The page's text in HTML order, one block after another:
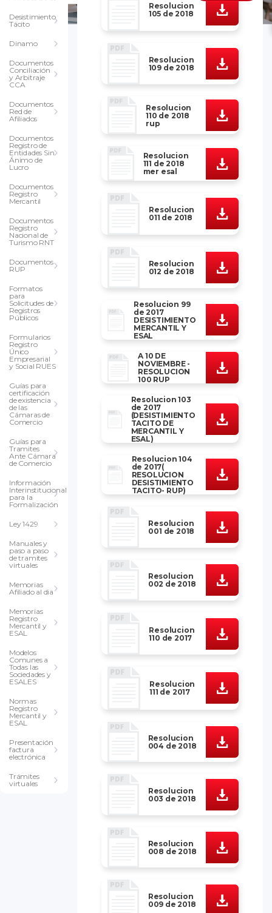
Desistimiento
Tácito
Dinamo
Documentos
Conciliación
y Arbitraje
CCA
Documentos
Red de
Afiliados
Documentos
Registro de
Entidades Sin
Ánimo de
Lucro
Documentos
Registro
Mercantil
Documentos
Registro
Nacional de
Turismo RNT
Documentos
RUP
Formatos
para
Solicitudes de
Registros
Públicos
Formularios
Registro
Único
Empresarial
y Social RUES
Guías para
certificación
de existencia
de las
Cámaras de
Comercio
Guías para
Tramites
Ante Cámara
de Comercio
Información
Interinstitucional
para la
Formalización
Ley 1429
Manuales y
paso a paso
de tramites
virtuales
Memorias
Afiliado al dia
Memorias
Registro
Mercantil y
ESAL
Modelos
Comunes a
Todas las
Sociedades y
ESALES
Normas
Registro
Mercantil y
ESAL
Presentación
factura
electrónica
Trámites
virtuales
Resolucion
105 de 2018
Resolucion
109 de 2018
Resolucion
110 de 2018
rup
Resolucion
111 de 2018
mer esal
Resolucion
011 de 2018
Resolucion
012 de 2018
Resolucion 99
de 2017
DESISTIMIENTO
MERCANTIL Y
ESAL
A 10 DE
NOVIEMBRE -
RESOLUCION
100 RUP
Resolucion 103
de 2017
(DESISTIMIENTO
TACITO DE
MERCANTIL Y
ESAL)
Resolucion 104
de 2017(
RESOLUCION
DESISTIMIENTO
TACITO- RUP)
Resolucion
001 de 2018
Resolucion
002 de 2018
Resolucion
110 de 2017
Resolucion
111 de 2017
Resolucion
004 de 2018
Resolucion
003 de 2018
Resolucion
008 de 2018
Resolucion
009 de 2018